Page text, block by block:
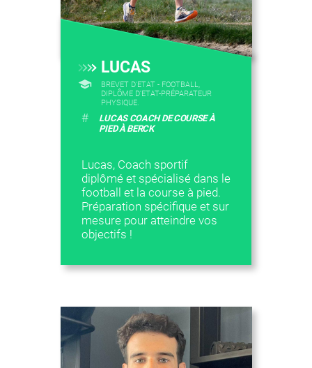
LUCAS
BREVET D'ETAT - FOOTBALL,
DIPLÔME D'ETAT-PRÉPARATEUR
PHYSIQUE.
#
LUCAS COACH DE COURSE À
PIED À BERCK
Lucas, Coach sportif
diplômé et spécialisé dans le
football et la course à pied.
Préparation spécifique et sur
mesure pour atteindre vos
objectifs !